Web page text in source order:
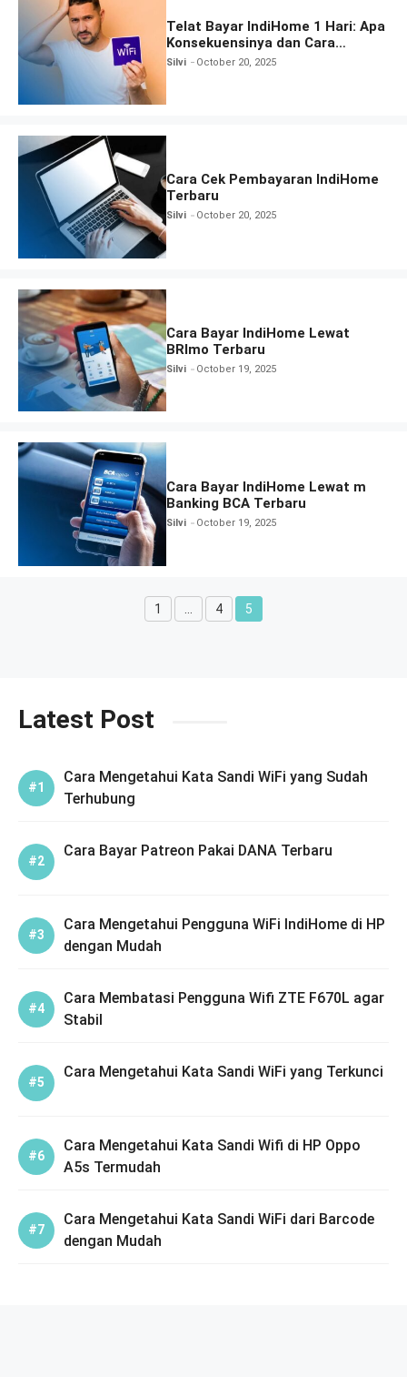
Telat Bayar IndiHome 1 Hari: Apa
Konsekuensinya dan Cara
Mengatasinya
Silvi October 20, 2025
Cara Cek Pembayaran IndiHome
Terbaru
Silvi October 20, 2025
Cara Bayar IndiHome Lewat
BRImo Terbaru
Silvi October 19, 2025
Cara Bayar IndiHome Lewat m
Banking BCA Terbaru
Silvi October 19, 2025
Page
1 Page
4 5
Latest Post
Cara Mengetahui Kata Sandi WiFi yang Sudah
Terhubung
Cara Bayar Patreon Pakai DANA Terbaru
Cara Mengetahui Pengguna WiFi IndiHome di HP
dengan Mudah
Cara Membatasi Pengguna Wifi ZTE F670L agar
Stabil
Cara Mengetahui Kata Sandi WiFi yang Terkunci
Cara Mengetahui Kata Sandi Wifi di HP Oppo
A5s Termudah
Cara Mengetahui Kata Sandi WiFi dari Barcode
dengan Mudah